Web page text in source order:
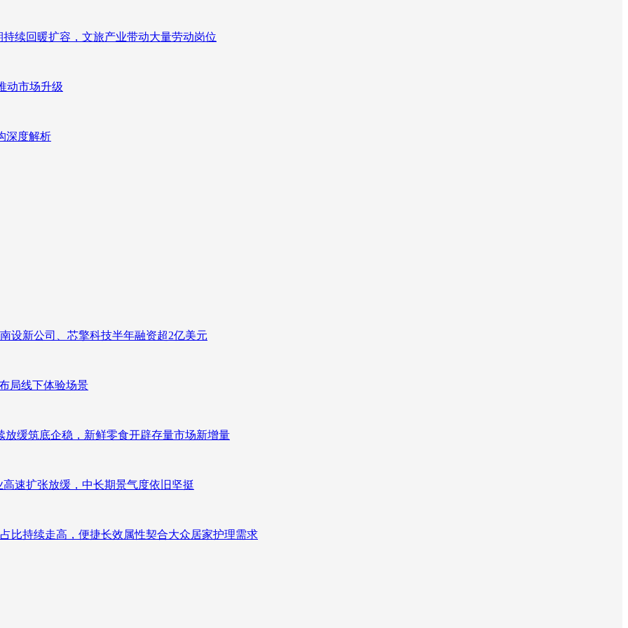
续回暖扩容，文旅产业带动大量劳动岗位
动市场升级
深度解析
设新公司、芯擎科技半年融资超2亿美元
局线下体验场景
缓筑底企稳，新鲜零食开辟存量市场新增量
速扩张放缓，中长期景气度依旧坚挺
比持续走高，便捷长效属性契合大众居家护理需求